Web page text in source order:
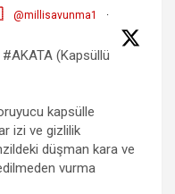
@millisavunma1
·
(Kapsüllü
kapsülle
izi ve gizlilik
düşman kara ve
vurma